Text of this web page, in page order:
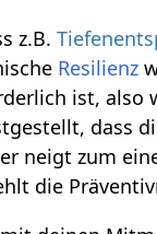
z.B.
Resilienz
ist, also
dass
neigt zum
die